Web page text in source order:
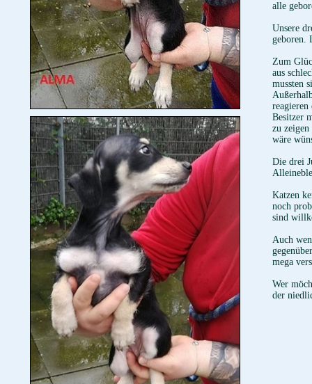
alle
Unsere
geboren.
Zum
aus
mussten
reagieren
Besitzer
zu
wäre
Die drei
Katzen
noch
sind
Auch
mega
Wer
der